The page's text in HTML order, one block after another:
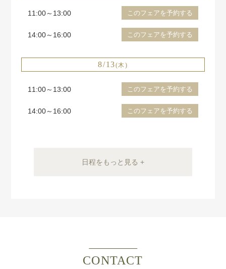
11:00～13:00 このフェアを予約する
14:00～16:00 このフェアを予約する
8/13(木)
11:00～13:00 このフェアを予約する
14:00～16:00 このフェアを予約する
日程をもっと見る +
CONTACT